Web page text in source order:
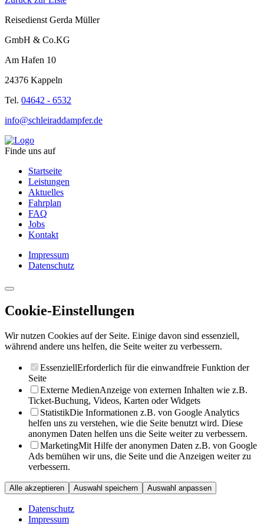
Reisedienst Gerda Müller
GmbH & Co.KG
Am Hafen 10
24376 Kappeln
Tel. 04642 - 6532
info@schleiraddampfer.de
Finde uns auf
Startseite
Leistungen
Aktuelles
Fahrplan
FAQ
Jobs
Kontakt
Impressum
Datenschutz
Cookie-Einstellungen
Wir nutzen Cookies auf der Seite. Einige davon sind essenziell,
während andere uns helfen, die Seite weiter zu verbessern.
EssenziellErforderlich für die einwandfreie Funktion der
Seite
Externe MedienAnzeige von externen Inhalten wie z.B.
Ticket-Buchung, Videos, Karten oder Widgets
StatistikDie Informationen z.B. von Google Analytics
helfen uns zu verstehen, wie die Seite benutzt wird. Diese
anonymen Daten helfen uns die Seite weiter zu verbessern.
MarketingMit Hilfe der anonymen Daten z.B. von Google
Ads bemühen wir uns, die Seite und die Anzeigen weiter zu
verbessern.
Alle akzeptieren Auswahl speichern Auswahl anpassen
Datenschutz
Impressum